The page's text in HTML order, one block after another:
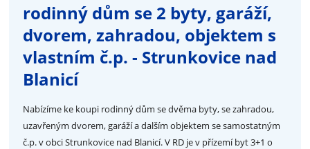
rodinný dům se 2 byty, garáží,
dvorem, zahradou, objektem s
vlastním č.p. - Strunkovice nad
Blanicí
Nabízíme ke koupi rodinný dům se dvěma byty, se zahradou,
uzavřeným dvorem, garáží a dalším objektem se samostatným
č.p. v obci Strunkovice nad Blanicí. V RD je v přízemí byt 3+1 o